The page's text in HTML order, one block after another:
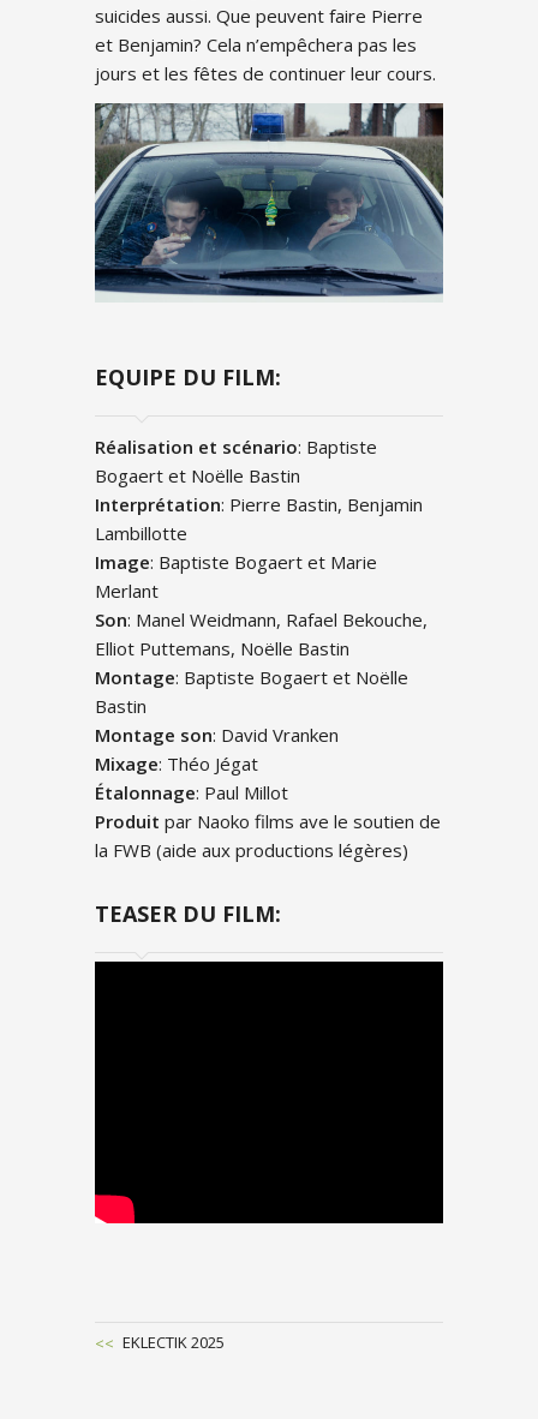
suicides aussi. Que peuvent faire Pierre
et Benjamin? Cela n’empêchera pas les
jours et les fêtes de continuer leur cours.
EQUIPE DU FILM:
Réalisation et scénario: Baptiste
Bogaert et Noëlle Bastin
Interprétation: Pierre Bastin, Benjamin
Lambillotte
Image: Baptiste Bogaert et Marie
Merlant
Son: Manel Weidmann, Rafael Bekouche,
Elliot Puttemans, Noëlle Bastin
Montage: Baptiste Bogaert et Noëlle
Bastin
Montage son: David Vranken
Mixage: Théo Jégat
Étalonnage: Paul Millot
Produit par Naoko films ave le soutien de
la FWB (aide aux productions légères)
TEASER DU FILM:
Previous
EKLECTIK 2025